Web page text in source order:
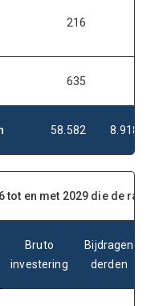
216
635
58.582 8.918
tot en met 2029 die de raad
Bruto
investering
Bijdragen
derden